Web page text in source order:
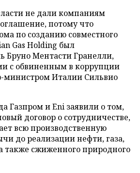
не дали компаниям
потому что
по созданию совместного
Gas Holding был
Бруно Ментасти Гранелли,
с обвиненным в коррупции
Италии Сильвио
Газпром и Eni заявили о том,
договор о сотрудничестве,
всю производственную
до реализации нефти, газа,
также сжиженного природного